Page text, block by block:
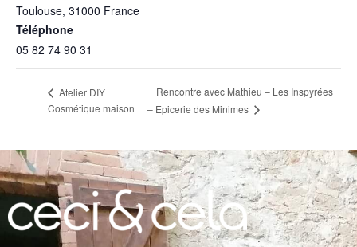
Toulouse, 31000 France
Téléphone
05 82 74 90 31
Atelier DIY
Cosmétique maison
Rencontre avec Mathieu – Les Inspyrées
– Epicerie des Minimes